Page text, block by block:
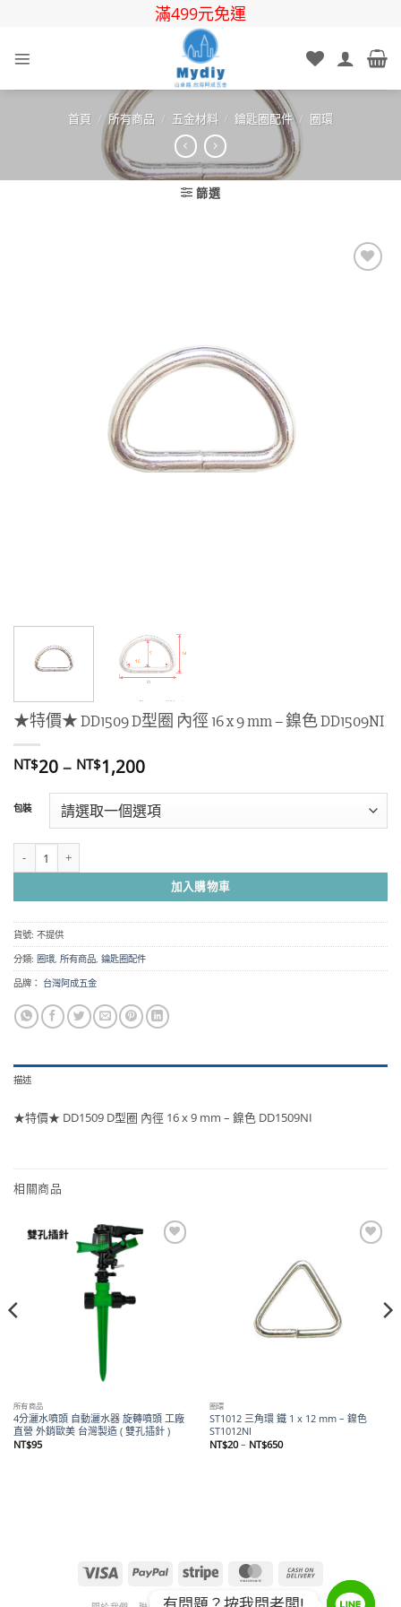
滿499元免運
首頁 / 所有商品 / 五金材料 / 鑰匙圈配件 / 圈環
篩選
★特價★ DD1509 D型圈 內徑 16 x 9 mm – 鎳色 DD1509NI
NT$20– NT$1,200價
範
圍：
NT$20
NT$1,200
包裝
加入購物車
貨號: 不提供
分類: 圈環, 所有商品, 鑰匙圈配件
品牌： 台灣阿成五金
描述
★特價★ DD1509 D型圈 內徑 16 x 9 mm – 鎳色 DD1509NI
相關商品
所有商品
4分灑水噴頭 自動灑水器 旋轉噴頭 工廠
直營 外銷歐美 台灣製造 ( 雙孔插針 )
NT$95
圈環
ST1012 三角環 鐵 1 x 12 mm – 鎳色
ST1012NI
NT$20 – NT$650價
Visa PayPal Stripe MasterCard
On
Delivery